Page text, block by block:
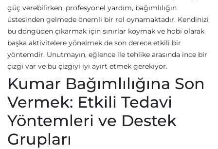
güç verebilirken, profesyonel yardım, bağımlılığın
üstesinden gelmede önemli bir rol oynamaktadır. Kendinizi
bu döngüden çıkarmak için sınırlar koymak ve hobi olarak
başka aktivitelere yönelmek de son derece etkili bir
yöntemdir. Unutmayın, eğlence ile tehlike arasında ince bir
çizgi var ve bu çizgiyi iyi ayırt etmek gerekiyor.
Kumar Bağımlılığına Son
Vermek: Etkili Tedavi
Yöntemleri ve Destek
Grupları